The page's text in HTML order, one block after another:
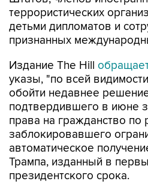
террористических
детьми дипломатов и
признанных
Издание The Hill
указы, "по всей
обойти недавнее
подтвердившего в июне
права на гражданство
заблокировавшего
автоматическое
Трампа, изданный в
президентского срока.